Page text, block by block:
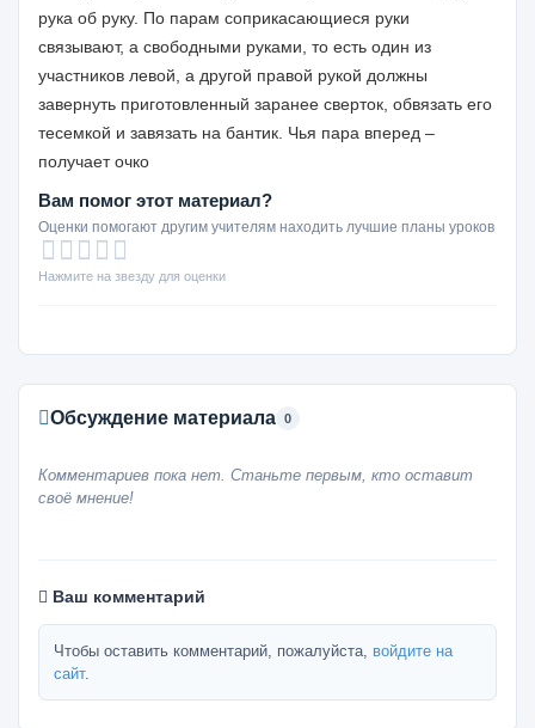
рука об руку. По парам соприкасающиеся руки
связывают, а свободными руками, то есть один из
участников левой, а другой правой рукой должны
завернуть приготовленный заранее сверток, обвязать его
тесемкой и завязать на бантик. Чья пара вперед –
получает очко
Вам помог этот материал?
Оценки помогают другим учителям находить лучшие планы уроков
Нажмите на звезду для оценки
Обсуждение материала 0
Комментариев пока нет. Станьте первым, кто оставит
своё мнение!
Ваш комментарий
Чтобы оставить комментарий, пожалуйста, войдите на
сайт.